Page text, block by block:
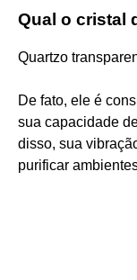
Qual o cristal
Quartzo
De fato, ele é
sua capacidade
disso, sua
purificar